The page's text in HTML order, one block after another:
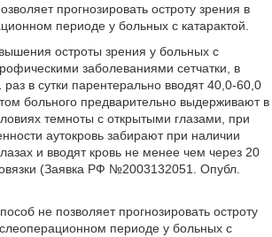
прогнозировать остроту зрения в
периоде у больных с катарактой.
остроты зрения у больных с
заболеваниями сетчатки, в
в сутки парентерально вводят 40,0-60,0
больного предварительно выдерживают в
темноты с открытыми глазами, при
аутокровь забирают при наличии
и вводят кровь не менее чем через 20
(Заявка РФ №2003132051. Опубл.
не позволяет прогнозировать остроту
периоде у больных с